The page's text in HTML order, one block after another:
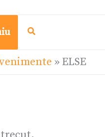
» ELSE